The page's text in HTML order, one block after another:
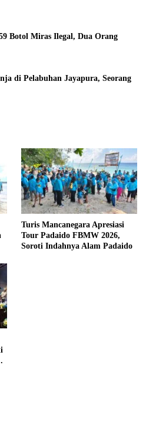
Botol Miras Ilegal, Dua Orang
di Pelabuhan Jayapura, Seorang
Turis Mancanegara Apresiasi
Tour Padaido FBMW 2026,
Soroti Indahnya Alam Padaido